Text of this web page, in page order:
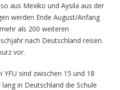
aus Mexiko und Aysila aus der
werden Ende August/Anfang
als 200 weiteren
nach Deutschland reisen.
vor.
sind zwischen 15 und 18
in Deutschland die Schule